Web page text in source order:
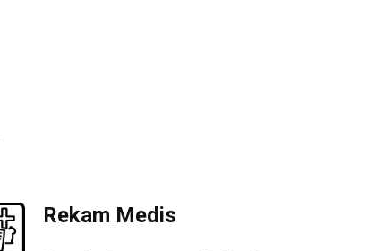
Rekam Medis